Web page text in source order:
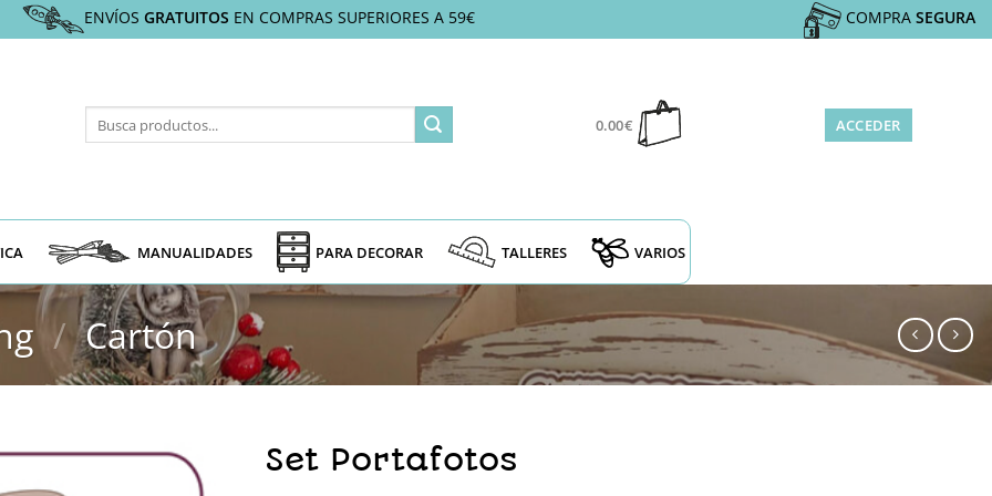
ENVÍOS GRATUITOS EN COMPRAS SUPERIORES A 59€ COMPRA SEGURA
por:
0.00€ ACCEDER
MANUALIDADES PARA DECORAR TALLERES VARIOS
/ Cartón
Set Portafotos